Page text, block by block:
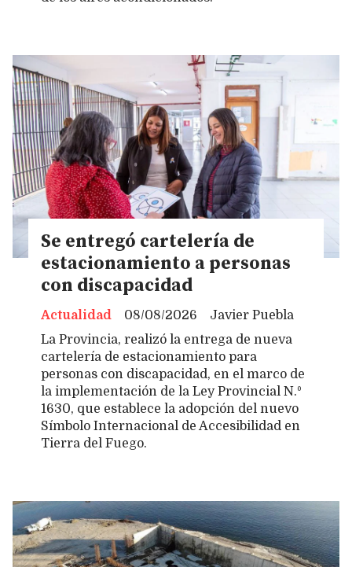
Se entregó cartelería de
estacionamiento a personas
con discapacidad
Javier Puebla
Actualidad
08/08/2026
La Provincia, realizó la entrega de nueva
cartelería de estacionamiento para
personas con discapacidad, en el marco de
la implementación de la Ley Provincial N.º
1630, que establece la adopción del nuevo
Símbolo Internacional de Accesibilidad en
Tierra del Fuego.